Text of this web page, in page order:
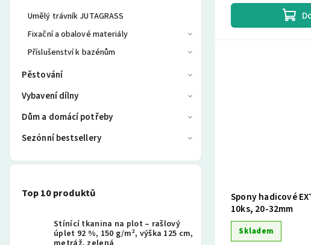
Umělý trávník JUTAGRASS
Fixační a obalové materiály
Příslušenství k bazénům
Pěstování
Vybavení dílny
Dům a domácí potřeby
Sezónní bestsellery
Top 10 produktů
Stínící tkanina na plot – rašlový
úplet 92 %, 150 g/m², výška 125 cm,
Spony hadicové
10ks, 20-32mm
Skladem